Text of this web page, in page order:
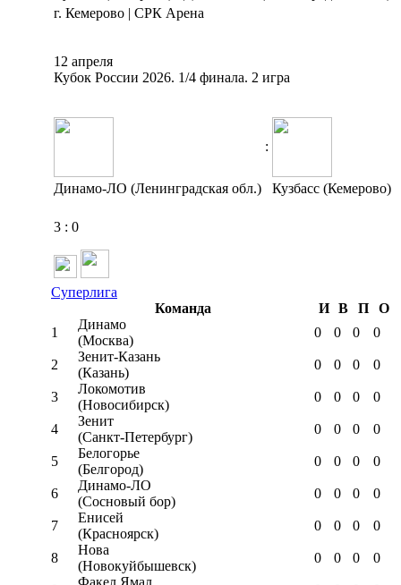
г. Кемерово | СРК Арена
12 апреля
Кубок России 2026. 1/4 финала. 2 игра
:
Динамо-ЛО (Ленинградская обл.) Кузбасс (Кемерово)
3 : 0
Суперлига
Команда
И В П
О
1
Динамо
(Москва)
0 0 0 0
2
Зенит-Казань
(Казань)
0 0 0 0
3
Локомотив
(Новосибирск)
0 0 0 0
4
Зенит
(Санкт-Петербург)
0 0 0 0
5
Белогорье
(Белгород)
0 0 0 0
6
Динамо-ЛО
(Сосновый бор)
0 0 0 0
7
Енисей
(Красноярск)
0 0 0 0
8
Нова
(Новокуйбышевск)
0 0 0 0
Факел Ямал